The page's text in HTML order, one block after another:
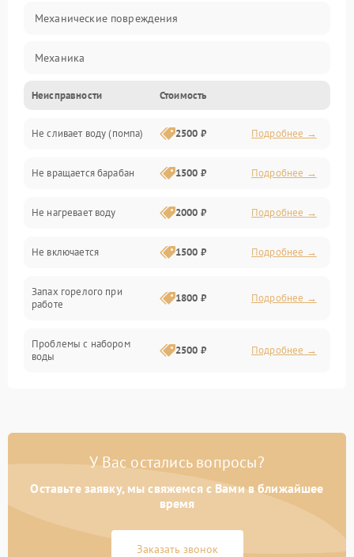
Механические повреждения
Механика
Электропитание
Водоснабжение
Слив
Программное обеспечение
Неисправности Стоимость
Не сливает воду (помпа) 2500 ₽ Подробнее →
Не вращается барабан 1500 ₽ Подробнее →
Не нагревает воду 2000 ₽ Подробнее →
Не включается 1500 ₽ Подробнее →
Запах горелого при
работе
1800 ₽ Подробнее →
Проблемы с набором
воды
2500 ₽ Подробнее →
Замена платы управления 2200 ₽ Подробнее →
У Вас остались вопросы?
Оставьте заявку, мы свяжемся с Вами в ближайшее
время
Заказать звонок